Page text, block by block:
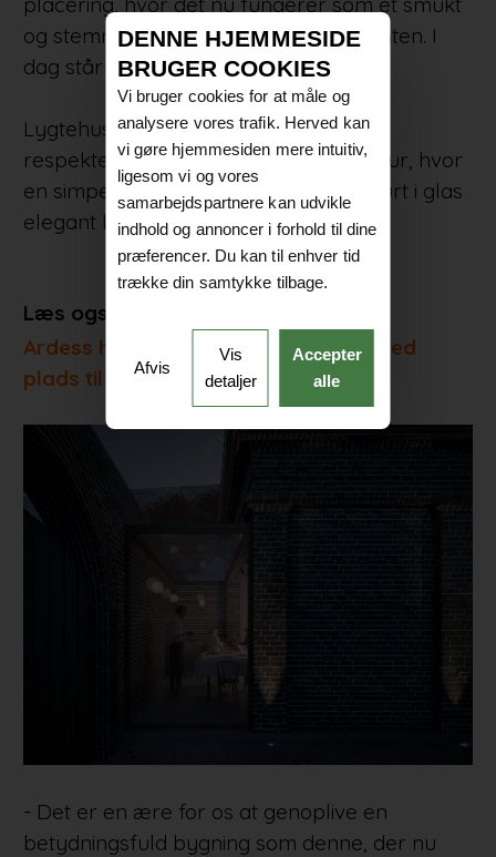
og stemningsfuldt anneks til restauranten. I
dag står
Lygtehuset som et blivende minde om
respekten for den oprindelige arkitektur, hvor
en simpel og let sammenbygning udført i glas
elegant kombinerer nyt og gammelt.
Læs også:
Ardess har skabt et hovedkvarter med
plads til leg og ligeværdighed
- Det er en ære for os at genoplive en
betydningsfuld bygning som denne, der nu
DENNE HJEMMESIDE
BRUGER COOKIES
Vi bruger cookies for at måle og
analysere vores trafik. Herved kan
vi gøre hjemmesiden mere intuitiv,
ligesom vi og vores
samarbejdspartnere kan udvikle
indhold og annoncer i forhold til dine
præferencer. Du kan til enhver tid
trække din samtykke tilbage.
Afvis
Vis
detaljer
Accepter
alle